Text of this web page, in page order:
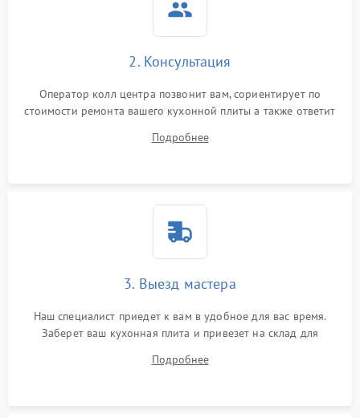
2. Консультация
Оператор колл центра позвонит вам, сориентирует по
стоимости ремонта вашего кухонной плиты а также ответит
Подробнее
3. Выезд мастера
Наш специалист приедет к вам в удобное для вас время.
Заберет ваш кухонная плита и привезет на склад для
Подробнее